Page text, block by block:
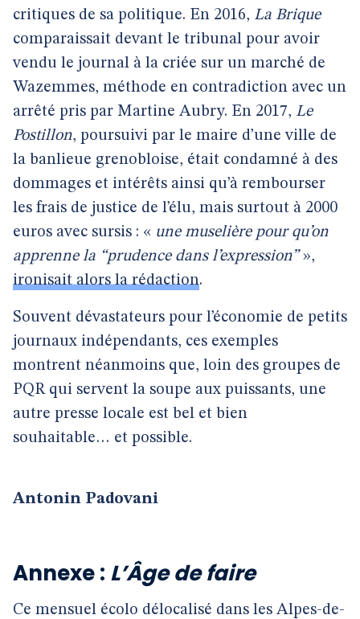
critiques de sa politique. En 2016, La Brique
comparaissait devant le tribunal pour avoir
vendu le journal à la criée sur un marché de
Wazemmes, méthode en contradiction avec un
arrêté pris par Martine Aubry. En 2017, Le
Postillon, poursuivi par le maire d’une ville de
la banlieue grenobloise, était condamné à des
dommages et intérêts ainsi qu’à rembourser
les frais de justice de l’élu, mais surtout à 2000
euros avec sursis : « une muselière pour qu’on
apprenne la “prudence dans l’expression”»,
ironisait alors la rédaction.
Souvent dévastateurs pour l’économie de petits
journaux indépendants, ces exemples
montrent néanmoins que, loin des groupes de
PQR qui servent la soupe aux puissants, une
autre presse locale est bel et bien
souhaitable… et possible.
Antonin Padovani
Annexe : L’Âge de faire
Ce mensuel écolo délocalisé dans les Alpes-de-